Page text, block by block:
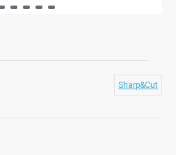
Sharp&Cut